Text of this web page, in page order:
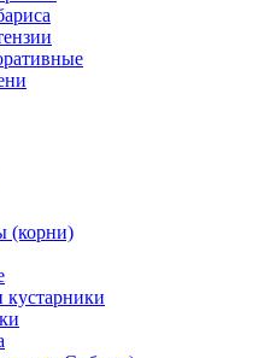
(корни)
кустарники